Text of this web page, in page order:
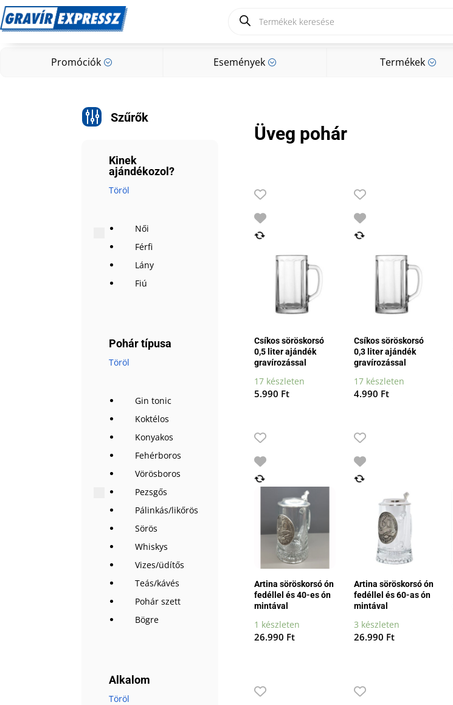
search
Promóciók ; Események ; Termékek ;
Promóciók; Események;
g Szűrők
Kinek
ajándékozol?
Töröl
Női
Férfi
Lány
Fiú
Pohár típusa
Töröl
Gin tonic
Koktélos
Konyakos
Fehérboros
Vörösboros
Pezsgős
Pálinkás/likőrös
Sörös
Whiskys
Vizes/üdítős
Teás/kávés
Pohár szett
Bögre
Alkalom
Töröl
Üveg pohár
Csíkos söröskorsó
0,5 liter ajándék
gravírozással
17 készleten
5.990 Ft
Csíkos söröskorsó
0,3 liter ajándék
gravírozással
17 készleten
4.990 Ft
Artina söröskorsó ón
fedéllel és 40-es ón
mintával
1 készleten
26.990 Ft
Artina söröskorsó ón
fedéllel és 60-as ón
mintával
3 készleten
26.990 Ft